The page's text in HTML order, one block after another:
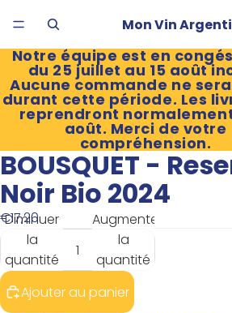
Mon Vin
Notre équipe est en
du 25 juillet au 15 août
Aucune commande ne
durant cette période. Les
reprendront normalement
août. Merci de votre
compréhension.
Ouvrir
l’image
en
plein
écran
BOUSQUET -
Noir Bio 2024
€17,20
Diminuer
la
quantité
Augmenter
la
quantité
Ajouter au panier